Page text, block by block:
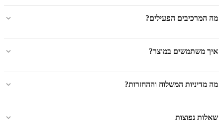
מה המרכיבים הפעילים?
איך משתמשים במוצר?
מה מדיניות המשלוח וההחזרות?
שאלות נפוצות